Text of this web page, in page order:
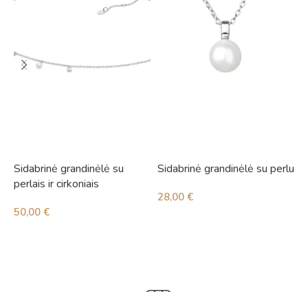
Sidabrinė grandinėlė su
perlais ir cirkoniais
50,00 €
Sidabrinė grandinėlė su perlu
28,00 €